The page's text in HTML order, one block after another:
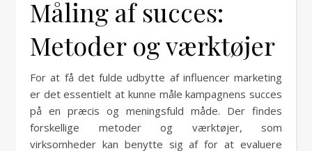
Måling af succes:
Metoder og værktøjer
For at få det fulde udbytte af influencer marketing
er det essentielt at kunne måle kampagnens succes
på en præcis og meningsfuld måde. Der findes
forskellige metoder og værktøjer, som
virksomheder kan benytte sig af for at evaluere